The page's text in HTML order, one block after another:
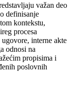
važan deo
definisanje
kontekstu,
procesa
interne akte
odnosi na
propisima i
poslovnih